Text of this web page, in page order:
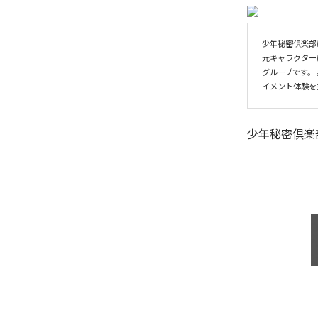
少年秘密倶楽
元キャラクタ
グループです
イメント体験を
少年秘密倶楽